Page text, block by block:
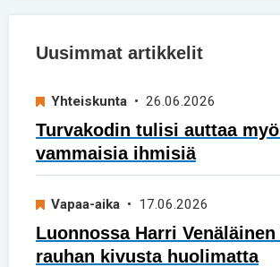
Uusimmat artikkelit
Yhteiskunta • 26.06.2026
Turvakodin tulisi auttaa
vammaisia ihmisiä
Vapaa-aika • 17.06.2026
Luonnossa Harri
rauhan kivusta huolimatta